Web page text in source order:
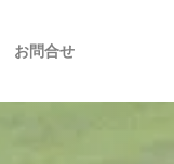
お問合せ